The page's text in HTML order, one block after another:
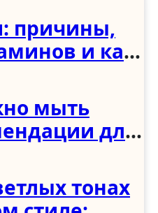
причины,
и как
мыть
для
тонах